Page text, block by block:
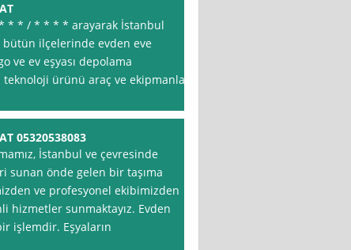
* * * / * * * * arayarak İstanbul
bütün ilçelerinde evden eve
ve ev eşyası depolama
ürünü araç ve ekipmanlar
05320538083
İstanbul ve çevresinde
sunan önde gelen bir taşıma
ve profesyonel ekibimizden
hizmetler sunmaktayız. Evden
işlemdir. Eşyaların